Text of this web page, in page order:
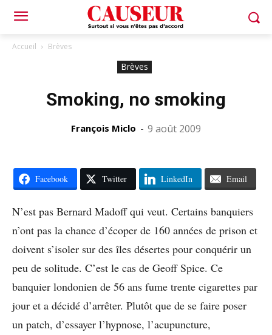
Accueil Brèves
Brèves
Smoking, no smoking
François Miclo - 9 août 2009
Facebook Twitter LinkedIn Email
N’est pas Bernard Madoff qui veut. Certains banquiers
n’ont pas la chance d’écoper de 160 années de prison et
doivent s’isoler sur des îles désertes pour conquérir un
peu de solitude. C’est le cas de Geoff Spice. Ce
banquier londonien de 56 ans fume trente cigarettes par
jour et a décidé d’arrêter. Plutôt que de se faire poser
un patch, d’essayer l’hypnose, l’acupuncture,